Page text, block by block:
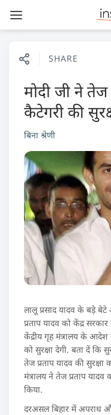
SHARE
मोदी जी ने तेज
कैटेगरी की
बिना श्रेणी
लालू प्रसाद यादव के बड़े
प्रताप यादव को केंद्र
केंद्रीय गृह मंत्रालय के
को सुरक्षा देगी. बता दें कि
तेज प्रताप यादव की सुरक्षा
मंत्रालय ने तेज प्रताप यादव
किया.
दरअसल बिहार में अपराध